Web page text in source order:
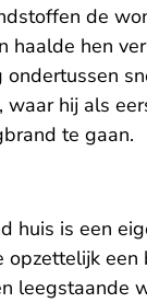
de
haalde hen
waar hij als
te gaan.
huis is een
opzettelijk een
leegstaande